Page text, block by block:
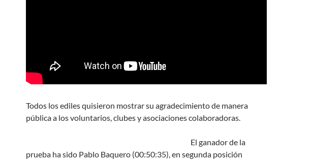
Todos los ediles quisieron mostrar su agradecimiento de manera
pública a los voluntarios, clubes y asociaciones colaboradoras.
El ganador de la
prueba ha sido Pablo Baquero (00:50:35), en segunda posición